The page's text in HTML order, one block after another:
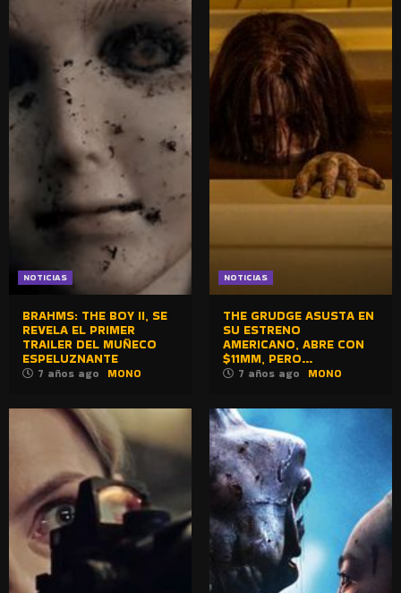
NOTICIAS
BRAHMS: THE BOY II, SE
REVELA EL PRIMER
TRAILER DEL MUÑECO
ESPELUZNANTE
7 años ago MONO
NOTICIAS
THE GRUDGE ASUSTA EN
SU ESTRENO
AMERICANO, ABRE CON
$11MM, PERO…
7 años ago MONO